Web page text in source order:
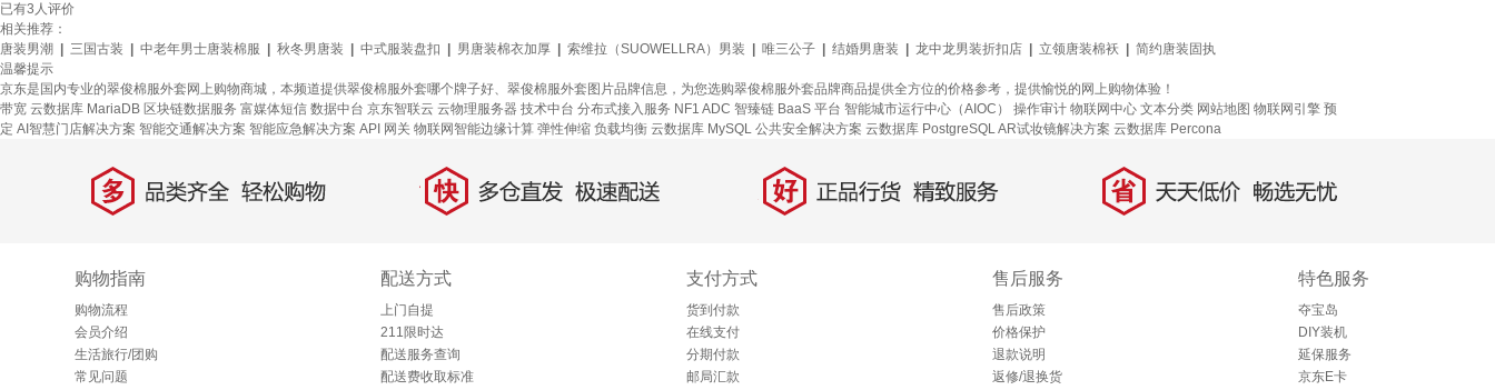
已有3 人评价
相关推荐：
唐装男潮
三国古装 中老年男士唐装棉服 秋冬男唐装 中式服装盘扣 男唐装棉衣加厚 索维拉（SUOWELLRA）男装 唯三公子 结婚男唐装 龙中龙男装折扣店 立领唐装棉袄
简约唐装固执
温馨提示
京东是国内专业的翠俊棉服外套网上购物商城，本频道提供翠俊棉服外套哪个牌子好、翠俊棉服外套图片品牌信息，为您选购翠俊棉服外套品牌商品提供全方位的价格参考，提供愉悦的网上购物体验！
带宽 云数据库 MariaDB 区块链数据服务 富媒体短信 数据中台 京东智联云 云物理服务器 技术中台 分布式接入服务 NF1 ADC 智臻链 BaaS 平台 智能城市运行中心（AIOC） 操作审计 物联网中心 文本分类 网站地图 物联网引擎 预
定 AI智慧门店解决方案 智能交通解决方案 智能应急解决方案 API 网关 物联网智能边缘计算 弹性伸缩 负载均衡 云数据库 MySQL 公共安全解决方案 云数据库 PostgreSQLAR试妆镜解决方案 云数据库 Percona
多 品类齐全，轻松购物 快 多仓直发，极速配送 好 正品行货，精致服务 省 天天低价，畅选无忧
购物指南
购物流程
会员介绍
生活旅行/团购
常见问题
配送方式
上门自提
211限时达
配送服务查询
配送费收取标准
支付方式
货到付款
在线支付
分期付款
邮局汇款
售后服务
售后政策
价格保护
退款说明
返修/退换货
特色服务
夺宝岛
DIY装机
延保服务
京东E卡